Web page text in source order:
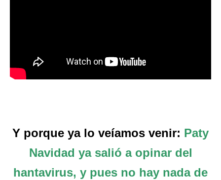
Y porque ya lo veíamos venir: Paty
Navidad ya salió a opinar del
hantavirus, y pues no hay nada de